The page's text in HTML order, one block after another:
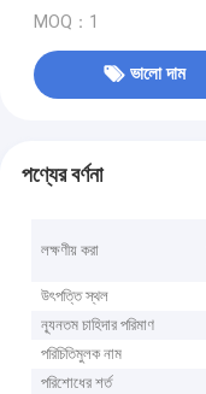
MOQ：1
ভালো দাম
পণ্যের বর্ণনা
লক্ষণীয় করা
উৎপত্তি স্থল
ন্যূনতম চাহিদার পরিমাণ
পরিচিতিমুলক নাম
পরিশোধের শর্ত